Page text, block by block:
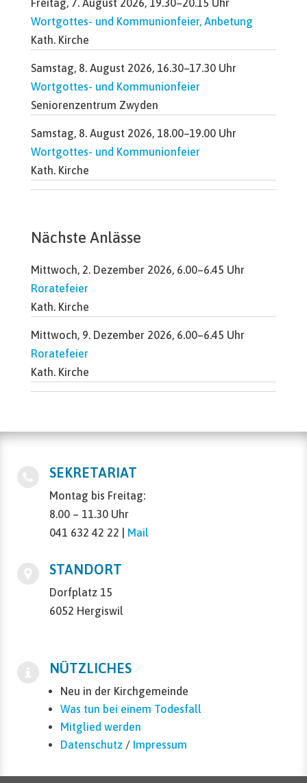
Freitag, 7. August 2026, 19.30–20.15 Uhr
Wortgottes- und Kommunionfeier, Anbetung
Kath. Kirche
Samstag, 8. August 2026, 16.30–17.30 Uhr
Wortgottes- und Kommunionfeier
Seniorenzentrum Zwyden
Samstag, 8. August 2026, 18.00–19.00 Uhr
Wortgottes- und Kommunionfeier
Kath. Kirche
Nächste Anlässe
Mittwoch, 2. Dezember 2026, 6.00–6.45 Uhr
Roratefeier
Kath. Kirche
Mittwoch, 9. Dezember 2026, 6.00–6.45 Uhr
Roratefeier
Kath. Kirche
SEKRETARIAT
Montag bis Freitag:
8.00 – 11.30 Uhr
041 632 42 22 | Mail
STANDORT
Dorfplatz 15
6052 Hergiswil
NÜTZLICHES
Neu in der Kirchgemeinde
Was tun bei einem Todesfall
Mitglied werden
Datenschutz/ Impressum